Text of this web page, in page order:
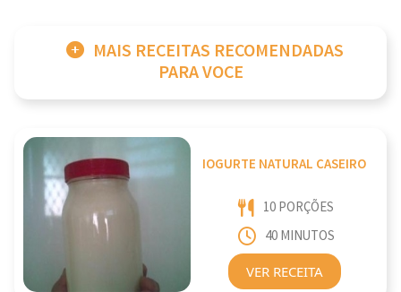
MAIS RECEITAS RECOMENDADAS
PARA VOCE
IOGURTE NATURAL CASEIRO
10 PORÇÕES
40 MINUTOS
VER RECEITA